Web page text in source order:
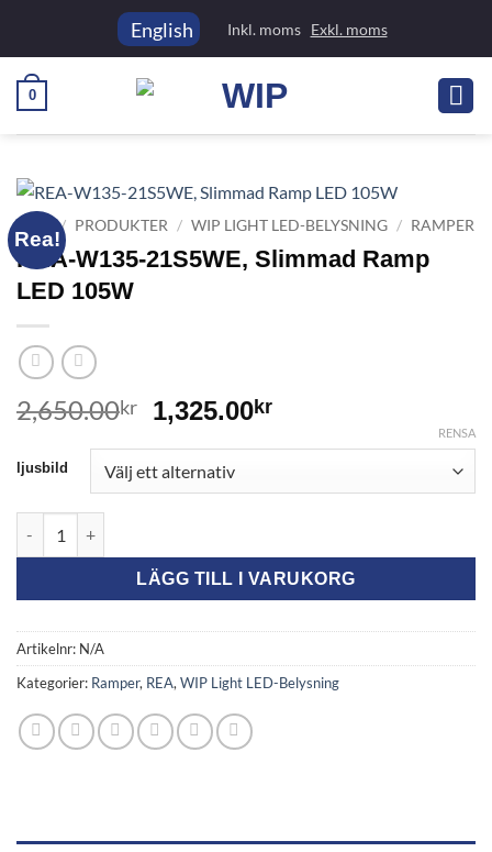
English Inkl. moms Exkl. moms
0
Rea!
/ PRODUKTER / WIP LIGHT LED-BELYSNING / RAMPER
REA-W135-21S5WE, Slimmad Ramp
LED 105W
2,650.00kr
Det
priset
var:
1,325.00krDet
är:
ljusbild
RENSA
LÄGG TILL I VARUKORG
Artikelnr: N/A
Kategorier: Ramper, REA,WIP Light LED-Belysning